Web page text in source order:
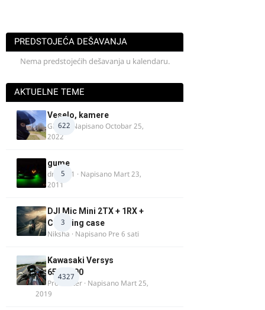
PREDSTOJEĆA DEŠAVANJA
Nema predstojećih dešavanja u kalendaru.
AKTUELNE TEME
622
Veselo, kamere
GR 46· NapisanoOctobar 25,
2022
5
gume
dragan1 · Napisano Mart 23,
2011
3
DJI Mic Mini 2TX + 1RX +
Charging case
Niksha · Napisano Pre 6 sati
4327
Kawasaki Versys
650/1000
ProMaster · Napisano Mart 25,
2019